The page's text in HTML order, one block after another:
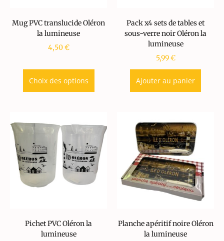
Mug PVC translucide Oléron
la lumineuse
4,50€
Choix des options
Pack x4 sets de tables et
sous-verre noir Oléron la
lumineuse
5,99€
Ajouter au panier
Pichet PVC Oléron la
lumineuse
Planche apéritif noire Oléron
la lumineuse